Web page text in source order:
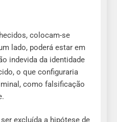
colocam-se
lado, poderá estar em
indevida da identidade
o que configuraria
como falsificação
excluída a hipótese de